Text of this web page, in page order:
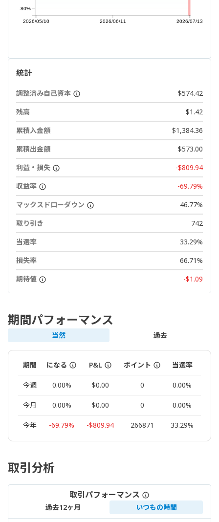
-80%
2026/05/10 2026/06/11 2026/07/13
統計
調整済み自己資本
$574.42
残高
$1.42
累積入金額
$1,384.36
累積出金額
$573.00
利益・損失
-$809.94
収益率
-69.79%
マックスドローダウン
46.77%
取り引き
742
当選率
33.29%
損失率
66.71%
期待値
-$1.09
期間パフォーマンス
当然 過去
期間 になる P&L ポイント 当選率
今週 0.00% $0.00 0 0.00%
今月 0.00% $0.00 0 0.00%
今年 -69.79% -$809.94 266871 33.29%
取引分析
取引パフォーマンス
過去12ヶ月 いつもの時間